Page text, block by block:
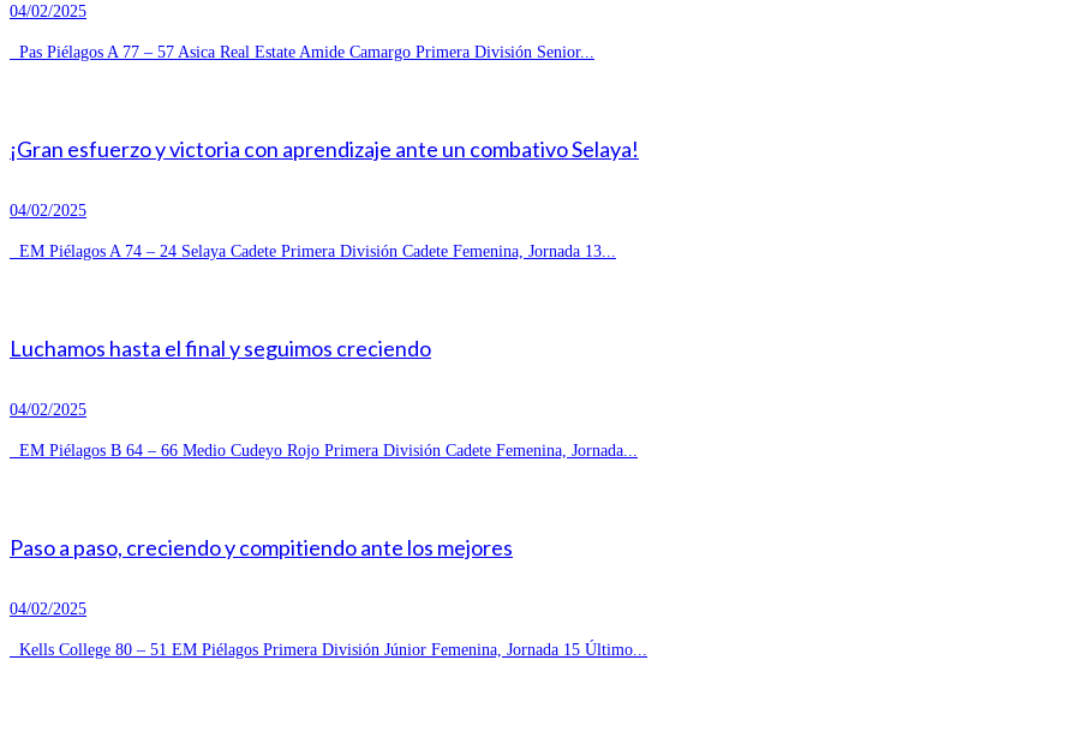
04/02/2025
Pas Piélagos A 77 – 57 Asica Real Estate Amide Camargo Primera División Senior...
¡Gran esfuerzo y victoria con aprendizaje ante un combativo Selaya!
04/02/2025
EM Piélagos A 74 – 24 Selaya Cadete Primera División Cadete Femenina, Jornada 13...
Luchamos hasta el final y seguimos creciendo
04/02/2025
EM Piélagos B 64 – 66 Medio Cudeyo Rojo Primera División Cadete Femenina, Jornada...
Paso a paso, creciendo y compitiendo ante los mejores
04/02/2025
Kells College 80 – 51 EM Piélagos Primera División Júnior Femenina, Jornada 15 Último...